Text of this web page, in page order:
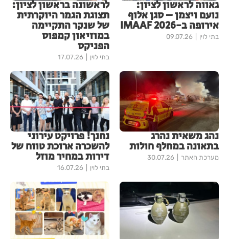
גאווה לראשון לציון:
נועם ויצמן – סגן אלוף
אירופה ב-IMAAF 2026
בתי לוין 09.07.26
לראשונה בראשון לציון:
תצוגת הגמר היוקרתית
של שנקר התקיימה
במוזיאון קמפוס
הפניקס
בתי לוין 17.07.26
נהג משאית נהרג
בתאונה במחלף חולות
מערכת האתר 30.07.26
נחנך! פרויקט עירוני
להשכרה ארוכת טווח של
דירות במחיר מוזל
בתי לוין 16.07.26